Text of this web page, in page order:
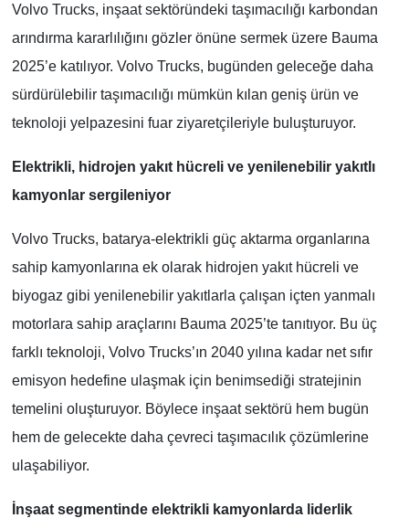
Volvo Trucks, inşaat sektöründeki taşımacılığı karbondan
arındırma kararlılığını gözler önüne sermek üzere Bauma
2025’e katılıyor. Volvo Trucks, bugünden geleceğe daha
sürdürülebilir taşımacılığı mümkün kılan geniş ürün ve
teknoloji yelpazesini fuar ziyaretçileriyle buluşturuyor.
Elektrikli, hidrojen yakıt hücreli ve yenilenebilir yakıtlı
kamyonlar sergileniyor
Volvo Trucks, batarya-elektrikli güç aktarma organlarına
sahip kamyonlarına ek olarak hidrojen yakıt hücreli ve
biyogaz gibi yenilenebilir yakıtlarla çalışan içten yanmalı
motorlara sahip araçlarını Bauma 2025’te tanıtıyor. Bu üç
farklı teknoloji, Volvo Trucks’ın 2040 yılına kadar net sıfır
emisyon hedefine ulaşmak için benimsediği stratejinin
temelini oluşturuyor. Böylece inşaat sektörü hem bugün
hem de gelecekte daha çevreci taşımacılık çözümlerine
ulaşabiliyor.
İnşaat segmentinde elektrikli kamyonlarda liderlik